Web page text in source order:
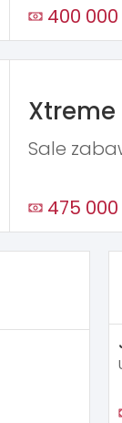
400 000
Xtreme
Sale
475 000